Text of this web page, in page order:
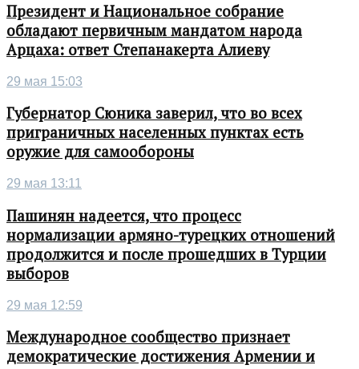
Президент и Национальное собрание
обладают первичным мандатом народа
Арцаха: ответ Степанакерта Алиеву
29 мая 15:03
Губернатор Сюника заверил, что во всех
приграничных населенных пунктах есть
оружие для самообороны
29 мая 13:11
Пашинян надеется, что процесс
нормализации армяно-турецких отношений
продолжится и после прошедших в Турции
выборов
29 мая 12:59
Международное сообщество признает
демократические достижения Армении и